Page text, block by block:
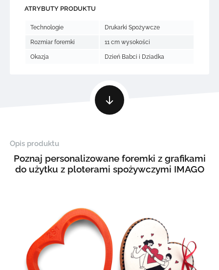
ATRYBUTY PRODUKTU
Technologie Drukarki Spożywcze
Rozmiar foremki 11 cm wysokości
Okazja Dzień Babci i Dziadka
Opis produktu
Poznaj personalizowane foremki z grafikami
do użytku z ploterami spożywczymi IMAGO